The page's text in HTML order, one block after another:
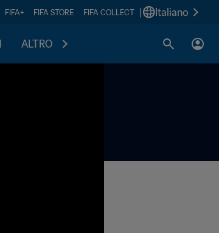
FIFA+ FIFA STORE FIFA COLLECT Italiano
ALTRO